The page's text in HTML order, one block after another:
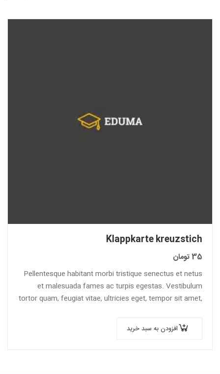
Klappkarte kreuzstich
35تومان
Pellentesque habitant morbi tristique senectus et netus
et malesuada fames ac turpis egestas. Vestibulum
tortor quam, feugiat vitae, ultricies eget, tempor sit amet,
افزودن به سبد خرید